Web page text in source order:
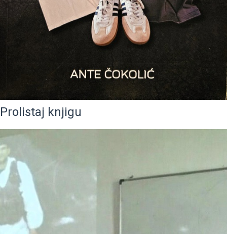
Prolistaj knjigu